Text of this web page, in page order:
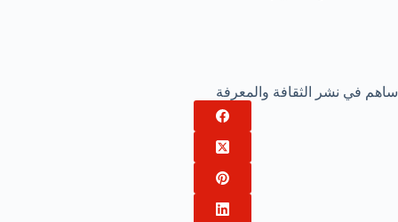
ساهم في نشر الثقافة والمعرفة